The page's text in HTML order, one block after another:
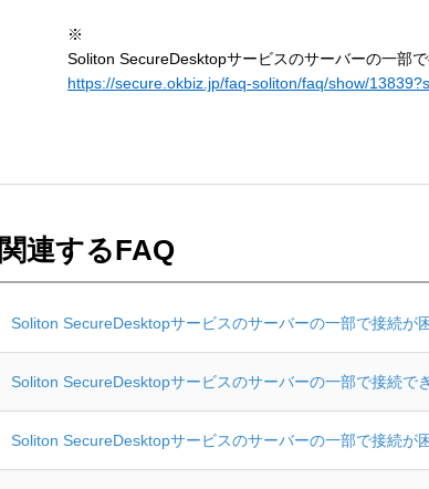
※
Soliton SecureDesktopサービスのサーバーの一部で
https://secure.okbiz.jp/faq-soliton/faq/show/
関連するFAQ
Soliton SecureDesktopサービスのサーバーの一部で接続が
Soliton SecureDesktopサービスのサーバーの一部で接続で
Soliton SecureDesktopサービスのサーバーの一部で接続が